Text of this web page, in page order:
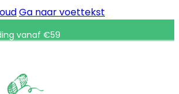
Ga naar voettekst
vanaf €59
30 dagen
die er is